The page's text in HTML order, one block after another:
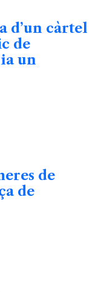
d’un càrtel
de
un
de
de